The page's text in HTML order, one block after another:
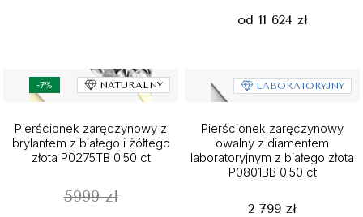
od 11 624 zł
-7% NATURALNY
Pierścionek zaręczynowy z
brylantem z białego i żółtego
złota P0275TB 0.50 ct
5999 zł
LABORATORYJNY
Pierścionek zaręczynowy
owalny z diamentem
laboratoryjnym z białego złota
P0801BB 0.50 ct
2 799 zł